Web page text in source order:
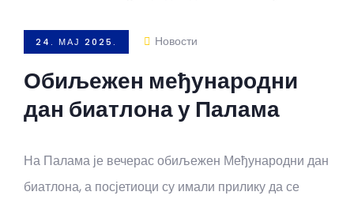
24. МАЈ 2025. Новости
Обиљежен међународни
дан биатлона у Палама
На Палама је вечерас обиљежен Међународни дан
биатлона, а посјетиоци су имали прилику да се